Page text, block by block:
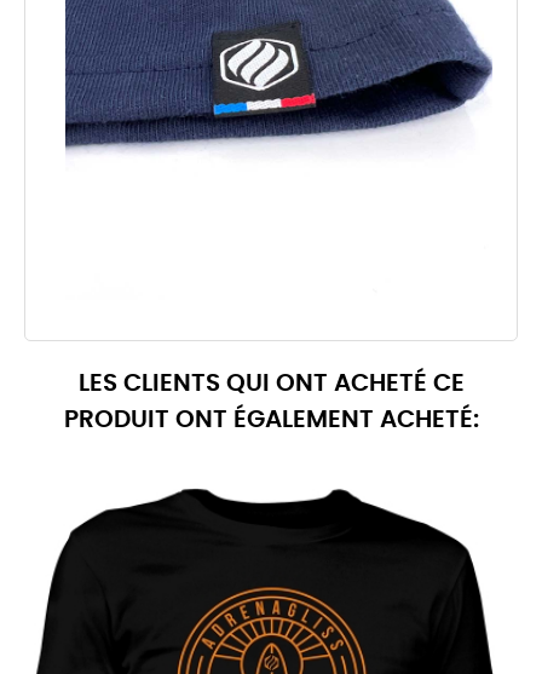
LES CLIENTS QUI ONT ACHETÉ CE
PRODUIT ONT ÉGALEMENT ACHETÉ: